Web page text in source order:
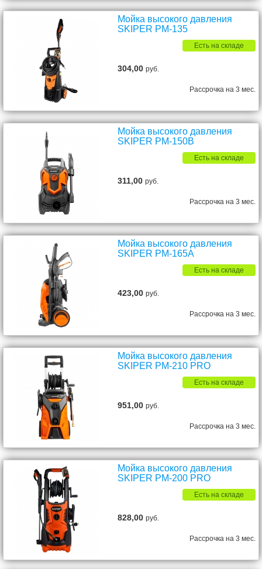
Мойка высокого давления
SKIPER PM-135
Есть на складе
304,00руб.
Рассрочка на 3 мес.
Мойка высокого давления
SKIPER PM-150B
Есть на складе
311,00руб.
Рассрочка на 3 мес.
Мойка высокого давления
SKIPER PM-165A
Есть на складе
423,00руб.
Рассрочка на 3 мес.
Мойка высокого давления
SKIPER PM-210 PRO
Есть на складе
951,00руб.
Рассрочка на 3 мес.
Мойка высокого давления
SKIPER PM-200 PRO
Есть на складе
828,00руб.
Рассрочка на 3 мес.